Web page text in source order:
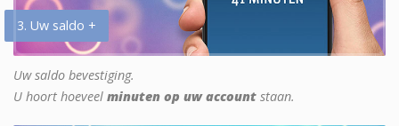
3. Uw saldo +
Uw saldo bevestiging.
U hoort hoeveel minuten op uw account staan.